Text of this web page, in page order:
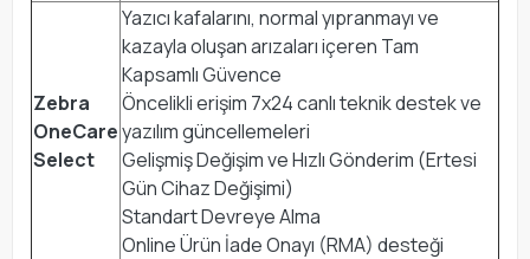
Zebra
OneCare
Select
Yazıcı kafalarını, normal yıpranmayı ve
kazayla oluşan arızaları içeren Tam
Kapsamlı Güvence
Öncelikli erişim 7x24 canlı teknik destek ve
yazılım güncellemeleri
Gelişmiş Değişim ve Hızlı Gönderim (Ertesi
Gün Cihaz Değişimi)
Standart Devreye Alma
Online Ürün İade Onayı (RMA) desteği